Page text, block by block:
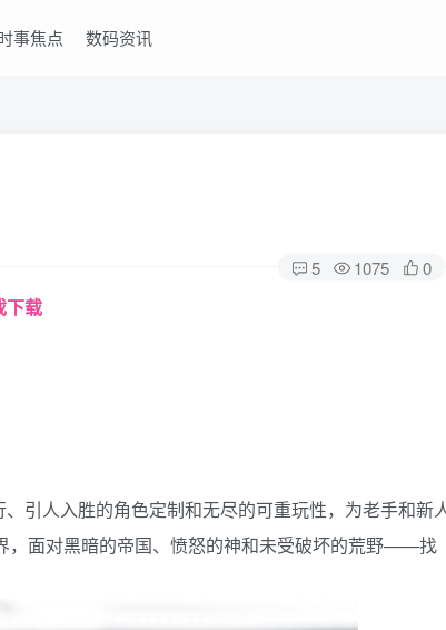
事焦点 数码资讯
5 1075 0
下载
引人入胜的角色定制和无尽的可重玩性，为老手和新
，面对黑暗的帝国、愤怒的神和未受破坏的荒野——找